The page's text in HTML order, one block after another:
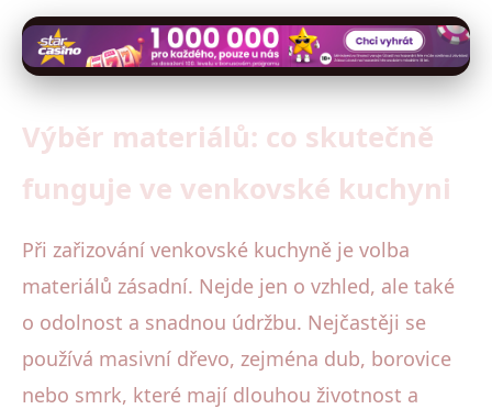
Výběr materiálů: co skutečně
funguje ve venkovské kuchyni
Při zařizování venkovské kuchyně je volba
materiálů zásadní. Nejde jen o vzhled, ale také
o odolnost a snadnou údržbu. Nejčastěji se
používá masivní dřevo, zejména dub, borovice
nebo smrk, které mají dlouhou životnost a